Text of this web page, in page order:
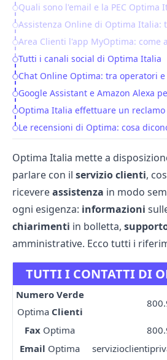
Quali sono l'email e la PEC Optima
Assistenza Online di Optima Italia:
Area Clienti l'app MyOptima: come
Tutti i canali social di Optima Italia
Chat Online Optima: tra operatori e
Google Assistant e Amazon Alexa
Optima Italia effettuare un
Le recensioni di Optima: cosa
Optima Italia mette a
parlare con il servizio clienti,
ricevereassistenza in modo
ogni esigenza: informazioni
chiarimenti in bolletta,
amministrative. Ecco tutti i
TUTTI I CONTATTI DI
Numero Verde
Optima Clienti
Fax Optima
Email Optima